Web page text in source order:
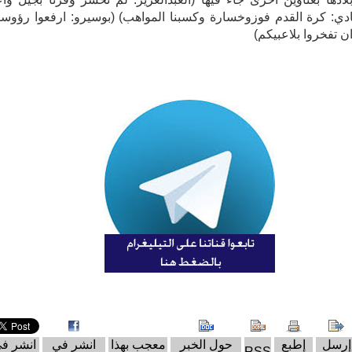
كرة القدم فوزوخسارة وكسبنا المواهب) (بوسيرو: ارفعوا
تفخروا بلاعبيكم)
إرسل إطبع حول الخبر معجب بهذا انشر في انشر